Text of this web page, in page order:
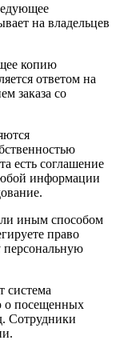
на владельцев
копию
ответом на
заказа со
есть соглашение
информации
иным способом
право
персональную
система
о посещенных
Сотрудники